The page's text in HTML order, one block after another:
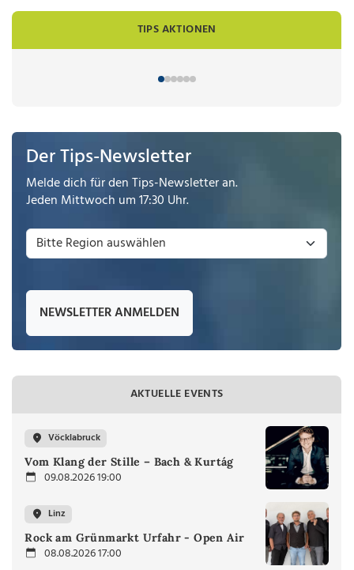
TIPS AKTIONEN
Der Tips-Newsletter
Melde dich für den Tips-Newsletter an.
Jeden Mittwoch um 17:30 Uhr.
NEWSLETTER ANMELDEN
AKTUELLE EVENTS
Vöcklabruck
Vom Klang der Stille – Bach & Kurtág
09.08.2026 19:00
Linz
Rock am Grünmarkt Urfahr - Open Air
08.08.2026 17:00